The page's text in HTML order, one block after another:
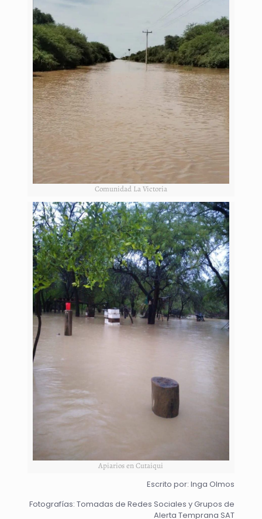
Comunidad La Victoria
Apiarios en Cutaiqui
Escrito por: Inga Olmos
Fotografías: Tomadas de Redes Sociales y Grupos de
Alerta Temprana SAT